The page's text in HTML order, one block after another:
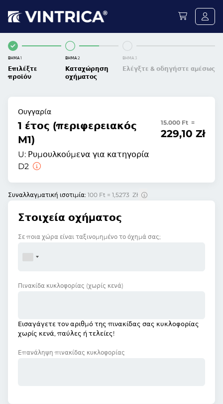
ΒΉΜΑ 1
Επιλέξτε
προϊόν
ΒΉΜΑ 2
Καταχώρηση
οχήματος
ΒΉΜΑ 3
Ελέγξτε & οδηγήστε αμέσως
Ουγγαρία
1 έτος (περιφερειακός
M1)
U: Ρυμουλκούμενα για κατηγορία
D2
15.000 Ft =
229,10 Zł
Συναλλαγματική ισοτιμία: 100 Ft = 1,5273 Zł
Στοιχεία οχήματος
Σε ποια χώρα είναι ταξινομημένο το όχημά σας;
Πινακίδα κυκλοφορίας (χωρίς κενά)
Εισαγάγετε τον αριθμό της πινακίδας σας κυκλοφορίας
χωρίς κενά, παύλες ή τελείες!
Επανάληψη πινακίδας κυκλοφορίας